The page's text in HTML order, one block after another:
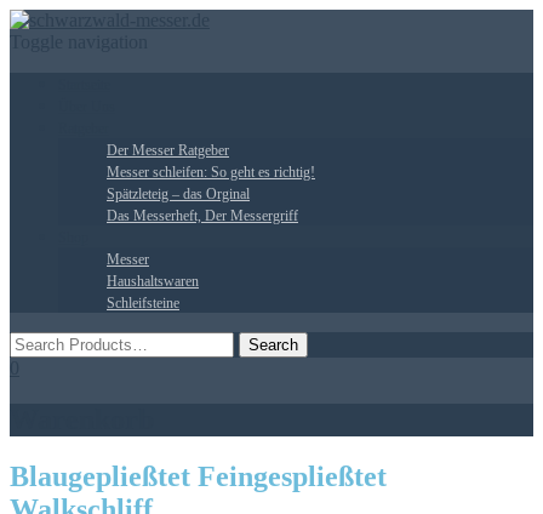
Der Messer Ratgeber
Messer schleifen: So geht es richtig!
Spätzleteig – das Orginal
Das Messerheft, Der Messergriff
Messer
Haushaltswaren
Schleifsteine
Blaugepließtet Feingespließtet